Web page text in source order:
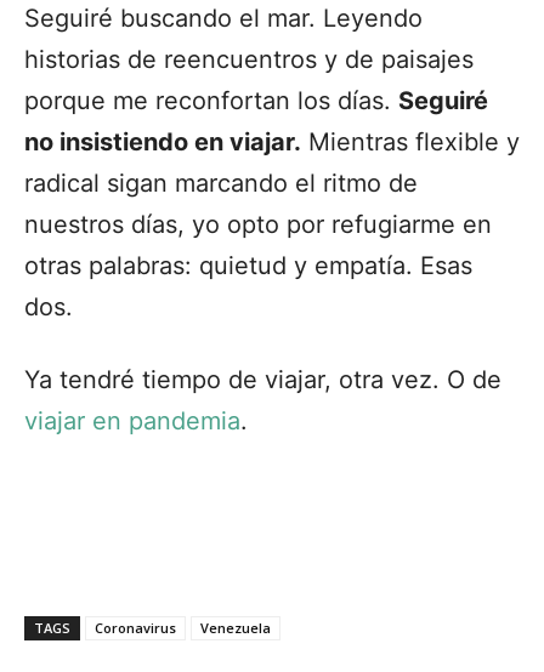
Seguiré buscando el mar. Leyendo
historias de reencuentros y de paisajes
porque me reconfortan los días. Seguiré
no insistiendo en viajar. Mientras flexible y
radical sigan marcando el ritmo de
nuestros días, yo opto por refugiarme en
otras palabras: quietud y empatía. Esas
dos.
Ya tendré tiempo de viajar, otra vez. O de
viajar en pandemia.
TAGS Coronavirus Venezuela